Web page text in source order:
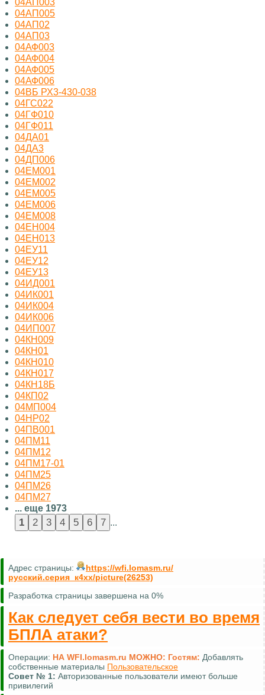
04АП005
04АП02
04АП03
04АФ003
04АФ004
04АФ005
04АФ006
04ВБ РХ3-430-038
04ГС022
04ГФ010
04ГФ011
04ДА01
04ДА3
04ДП006
04ЕМ001
04ЕМ002
04ЕМ005
04ЕМ006
04ЕМ008
04ЕН004
04ЕН013
04ЕУ11
04ЕУ12
04ЕУ13
04ИД001
04ИК001
04ИК004
04ИК006
04ИП007
04КН009
04КН01
04КН010
04КН017
04КН18Б
04КП02
04МП004
04НР02
04ПВ001
04ПМ11
04ПМ12
04ПМ17-01
04ПМ25
04ПМ26
04ПМ27
... еще 1973
...
Адрес страницы:
https://wfi.lomasm.ru/
русский.серия_к4хх/picture(26253)
Разработка страницы завершена на 0%
Как следует себя вести во время
БПЛА атаки?
Операции: НА WFI.lomasm.ru МОЖНО: Гостям:
Комментировать (почти везде)
Совет № 2: Для удобной навигации используйтекарту сайта